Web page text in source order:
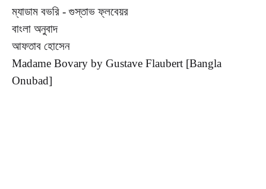
ম্যাডাম বভরি - গুস্তাভ ফ্লবেয়র
বাংলা অনুবাদ
আফতাব হোসেন
Madame Bovary by Gustave Flaubert [Bangla
Onubad]